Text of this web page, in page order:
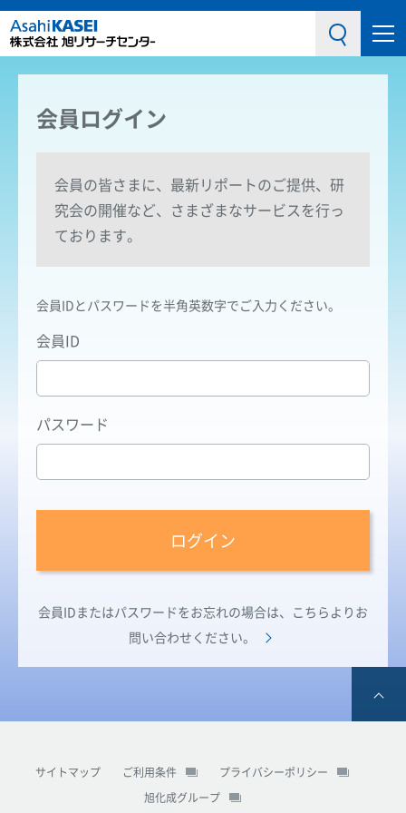
検索メニュ
会員ログイン
会員の皆さまに、最新リポートのご提供、研
究会の開催など、さまざまなサービスを行っ
ております。
会員IDとパスワードを半角英数字でご入力ください。
会員ID
パスワード
ログイン
会員IDまたはパスワードをお忘れの場合は、こちらよりお
問い合わせください。
サイトマップ ご利用条件
プライバシーポリシー
旭化成グループ